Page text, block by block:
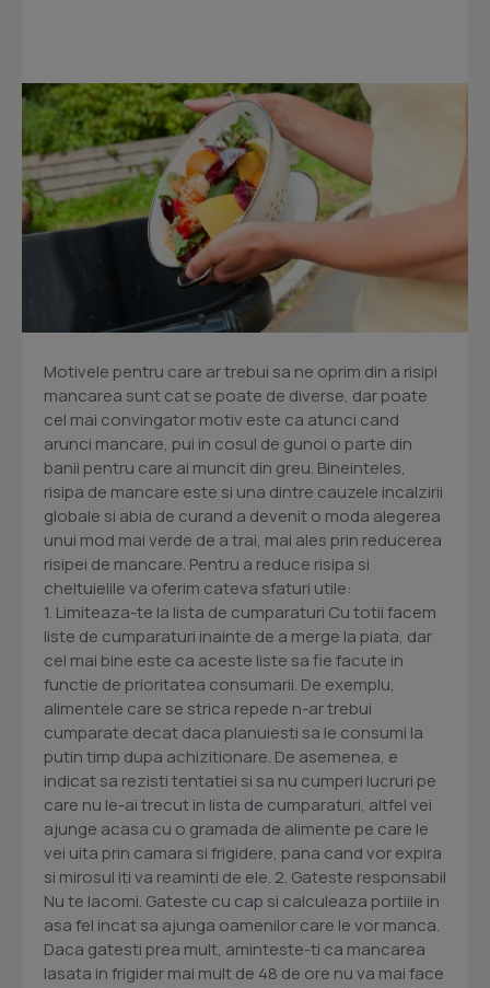
Motivele pentru care ar trebui sa ne oprim din a risipi
mancarea sunt cat se poate de diverse, dar poate
cel mai convingator motiv este ca atunci cand
arunci mancare, pui in cosul de gunoi o parte din
banii pentru care ai muncit din greu. Bineinteles,
risipa de mancare este si una dintre cauzele incalzirii
globale si abia de curand a devenit o moda alegerea
unui mod mai verde de a trai, mai ales prin reducerea
risipei de mancare. Pentru a reduce risipa si
cheltuielile va oferim cateva sfaturi utile:
1. Limiteaza-te la lista de cumparaturi Cu totii facem
liste de cumparaturi inainte de a merge la piata, dar
cel mai bine este ca aceste liste sa fie facute in
functie de prioritatea consumarii. De exemplu,
alimentele care se strica repede n-ar trebui
cumparate decat daca planuiesti sa le consumi la
putin timp dupa achizitionare. De asemenea, e
indicat sa rezisti tentatiei si sa nu cumperi lucruri pe
care nu le-ai trecut in lista de cumparaturi, altfel vei
ajunge acasa cu o gramada de alimente pe care le
vei uita prin camara si frigidere, pana cand vor expira
si mirosul iti va reaminti de ele. 2. Gateste responsabil
Nu te lacomi. Gateste cu cap si calculeaza portiile in
asa fel incat sa ajunga oamenilor care le vor manca.
Daca gatesti prea mult, aminteste-ti ca mancarea
lasata in frigider mai mult de 48 de ore nu va mai face